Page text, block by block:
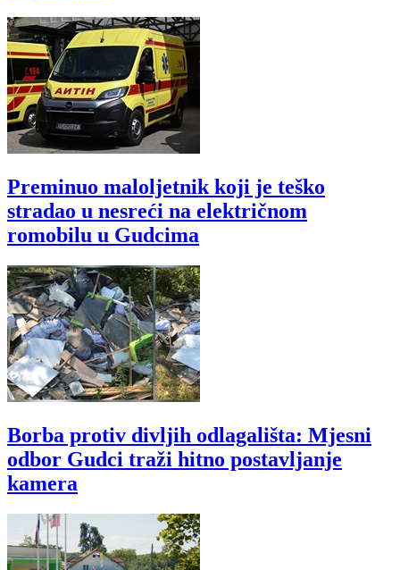
Preminuo maloljetnik koji je teško
stradao u nesreći na električnom
romobilu u Gudcima
Borba protiv divljih odlagališta: Mjesni
odbor Gudci traži hitno postavljanje
kamera